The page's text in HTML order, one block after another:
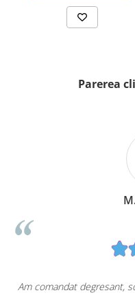
cu parfumuri de lux pana
Parerea
Am comandat degresant,